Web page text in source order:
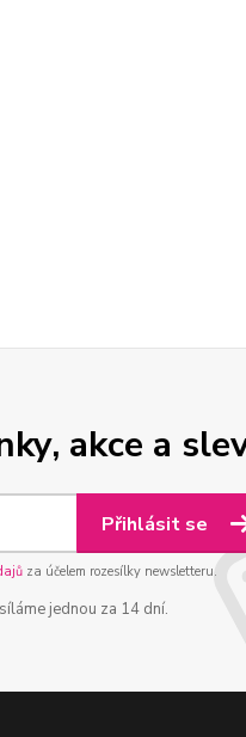
akce a
Přihlásit se
za účelem rozesílky newsletteru.
jednou za 14 dní.